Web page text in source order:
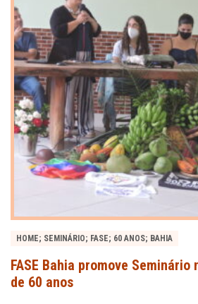
HOME; SEMINÁRIO; FASE; 60 ANOS; BAHIA
FASE Bahia promove
de 60 anos